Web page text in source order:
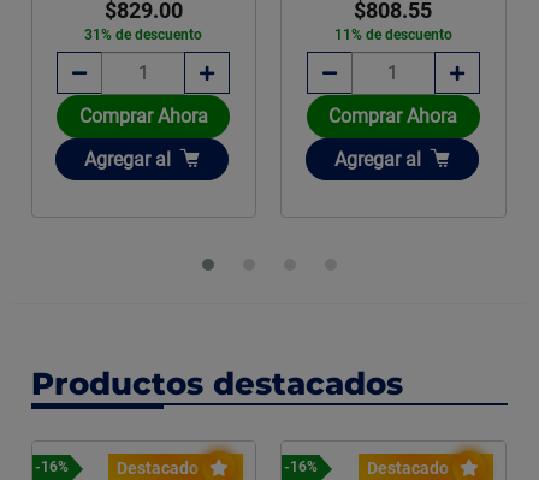
$829.00
31% de descuento
Comprar Ahora
Añadir
Agregar al
$808.55
11% de descuento
Comprar Ahora
Añadir
Agregar al
Productos destacados
Destacado
-16% Destacado
-16%